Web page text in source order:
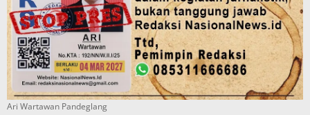
Ari Wartawan Pandeglang